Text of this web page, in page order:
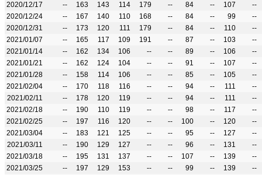
2020/12/17
-- 163 143 114 179 -- 84 -- 107
--
2020/12/24
-- 167 140 110 168 -- 84 -- 99
--
2020/12/31
-- 173 120 111 179 -- 84 -- 110
--
2021/01/07
-- 165 117 109 191 -- 87 -- 103
--
2021/01/14
-- 162 134 106 -- -- 89 -- 106
--
2021/01/21
-- 162 124 104 -- -- 91 -- 107
--
2021/01/28
-- 158 114 106 -- -- 85 -- 105
--
2021/02/04
-- 170 118 116 -- -- 94 -- 111
--
2021/02/11
-- 178 120 119 -- -- 94 -- 111
--
2021/02/18
-- 190 110 119 -- -- 98 -- 117
--
2021/02/25
-- 197 116 120 -- -- 100 -- 120
--
2021/03/04
-- 183 121 125 -- -- 95 -- 127
--
2021/03/11
-- 190 129 127 -- -- 96 -- 131
--
2021/03/18
-- 195 131 137 -- -- 107 -- 139
--
2021/03/25
-- 197 129 153 -- -- 99 -- 139
--